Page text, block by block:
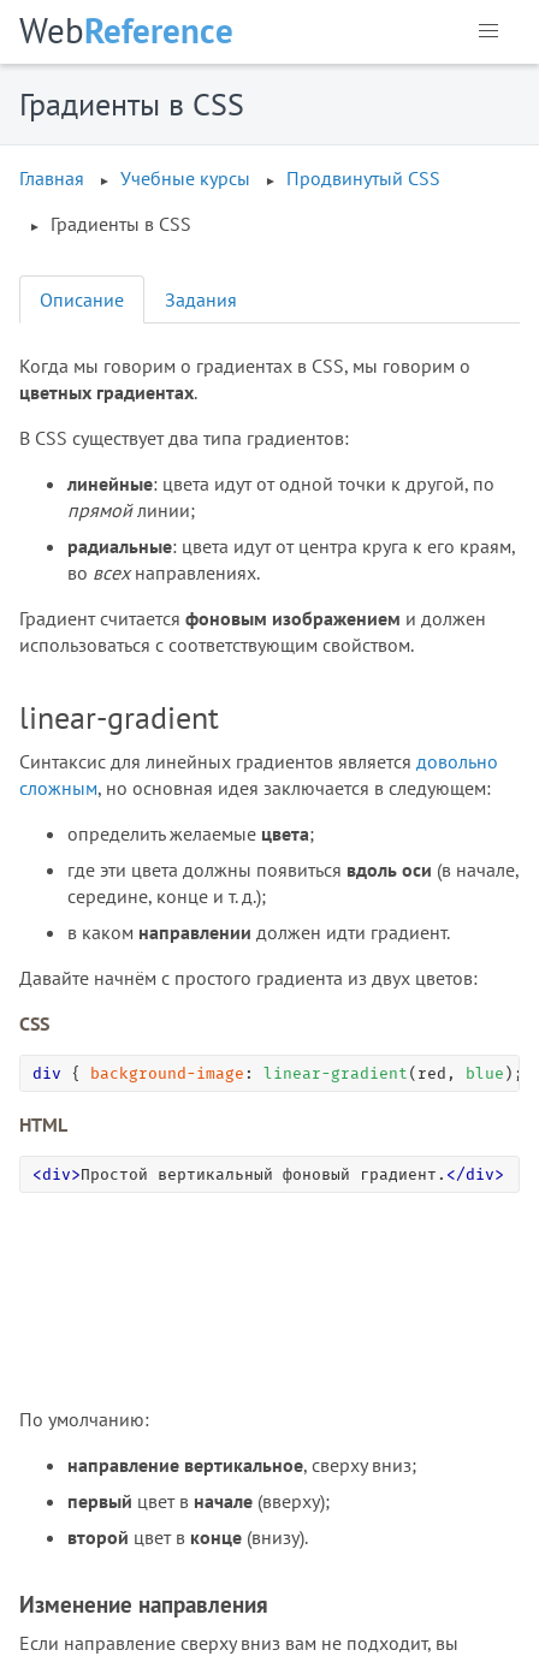
WebReference
Градиенты в CSS
Главная Учебные курсы
Продвинутый CSS
Градиенты в CSS
Описание Задания
Когда мы говорим о градиентах в CSS, мы говорим о
цветных градиентах.
В CSS существует два типа градиентов:
линейные: цвета идут от одной точки к другой, по
прямойлинии;
радиальные: цвета идут от центра круга к его краям,
во всехнаправлениях.
Градиент считается фоновым изображением и должен
использоваться с соответствующим свойством.
linear-gradient
Синтаксис для линейных градиентов является довольно
сложным, но основная идея заключается в следующем:
определить желаемые цвета;
где эти цвета должны появиться вдоль оси (в начале,
середине, конце и т. д.);
в каком направлении должен идти градиент.
Давайте начнём с простого градиента из двух цветов:
CSS
div { background-image : linear-gradient (red, blue );
HTML
<div>Простой вертикальный фоновый градиент. </div>
По умолчанию:
направление вертикальное, сверху вниз;
первый цвет в начале (вверху);
второй цвет в конце (внизу).
Изменение направления
Если направление сверху вниз вам не подходит, вы